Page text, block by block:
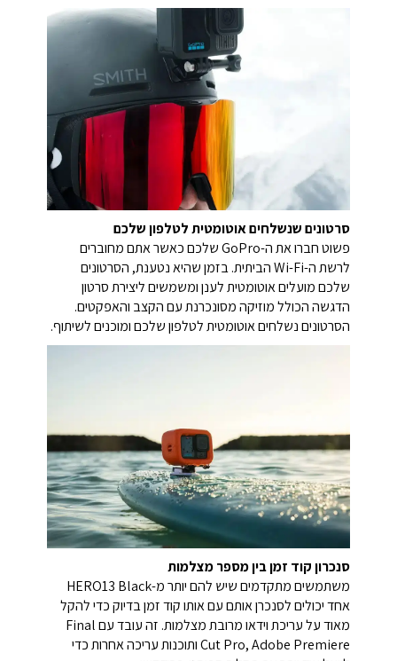
סרטונים שנשלחים אוטומטית לטלפון שלכם
פשוט חברו את ה-GoPro שלכם כאשר אתם מחוברים
לרשת ה-Wi-Fi הביתית. בזמן שהיא נטענת, הסרטונים
שלכם מועלים אוטומטית לענן ומשמשים ליצירת סרטון
הדגשה הכולל מוזיקה מסונכרנת עם הקצב והאפקטים.
הסרטונים נשלחים אוטומטית לטלפון שלכם ומוכנים לשיתוף.
סנכרון קוד זמן בין מספר מצלמות
משתמשים מתקדמים שיש להם יותר מ-HERO13 Black
אחד יכולים לסנכרן אותם עם אותו קוד זמן בדיוק כדי להקל
מאוד על עריכת וידאו מרובת מצלמות. זה עובד עם Final
Cut Pro, Adobe Premiere ותוכנות עריכה אחרות כדי